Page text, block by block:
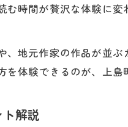
瀬戸内の
島カフェ
離島のカ
時間が贅沢な体験に
、地元作家の作品が並
体験できるのが、上島
解説